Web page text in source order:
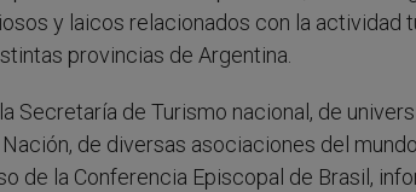
y laicos relacionados con la actividad
provincias de Argentina.
Secretaría de Turismo nacional, de
de diversas asociaciones del
de la Conferencia Episcopal de Brasil,